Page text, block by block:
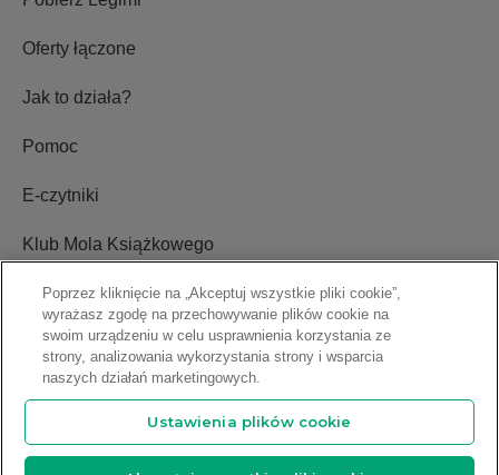
Oferty łączone
Jak to działa?
Pomoc
E-czytniki
Klub Mola Książkowego
Ustawienia plików cookie
Blog
Relacje inwestorskie
Copyright © 2009-2026 Legimi S.A. Wszelkie prawa zastrzeżone.
Poprzez kliknięcie na „Akceptuj wszystkie pliki cookie”,
wyrażasz zgodę na przechowywanie plików cookie na
swoim urządzeniu w celu usprawnienia korzystania ze
strony, analizowania wykorzystania strony i wsparcia
naszych działań marketingowych.
Ustawienia plików cookie